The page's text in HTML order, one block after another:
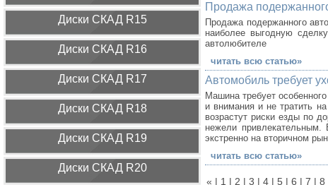
Диcки СКАД R15
Диcки СКАД R16
Диcки СКАД R17
Диcки СКАД R18
Диcки СКАД R19
Диcки СКАД R20
Продажа
Продажа подержанного
наиболее выгодную
автолюбителе
читать всю статью»
Автомобиль требует
Машина требует
и внимания и не тратить
возрастут риски езды по
нежели привлекательным.
экстренно на вторичном
читать всю статью»
« | 1 | 2 | 3 | 4 | 5 | 6 | 7 | 8